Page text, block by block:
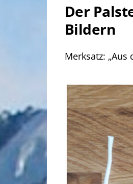
Der
Bildern
Merksatz: